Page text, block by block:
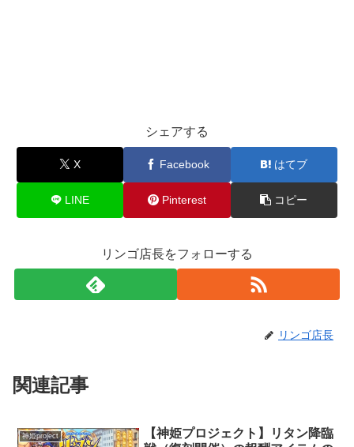
シェアする
X Facebook はてブ
LINE Pinterest コピー
リンゴ店長をフォローする
リンゴ店長
関連記事
神姫project
【神姫プロジェクト】リタン降臨